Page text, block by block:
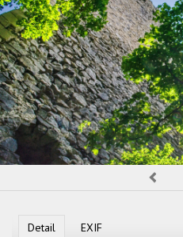
Detail EXIF